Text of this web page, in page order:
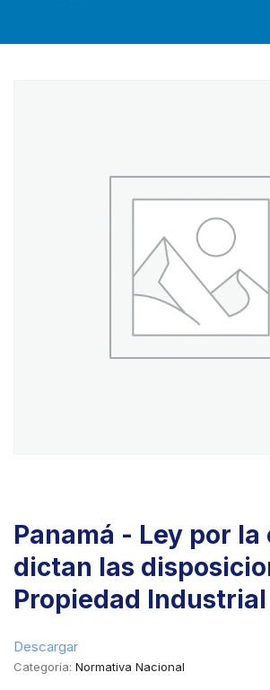
Panamá - Ley por la
dictan las
Propiedad Industrial
Descargar
Categoría: Normativa Nacional